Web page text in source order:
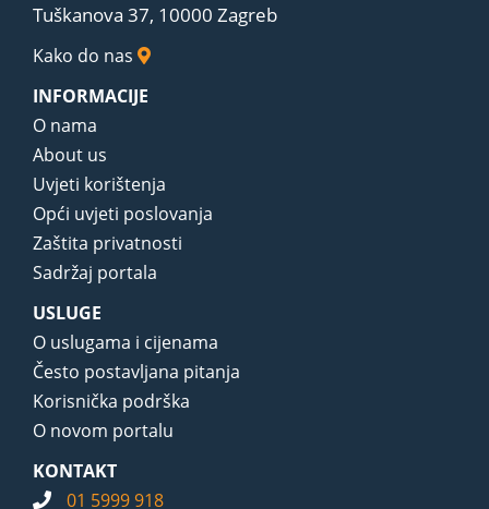
Tuškanova 37, 10000 Zagreb
Kako do nas
INFORMACIJE
O nama
About us
Uvjeti korištenja
Opći uvjeti poslovanja
Zaštita privatnosti
Sadržaj portala
USLUGE
O uslugama i cijenama
Često postavljana pitanja
Korisnička podrška
O novom portalu
KONTAKT
01 5999 918